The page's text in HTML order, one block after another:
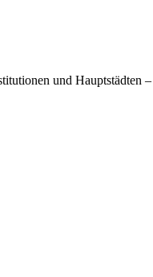
und Hauptstädten